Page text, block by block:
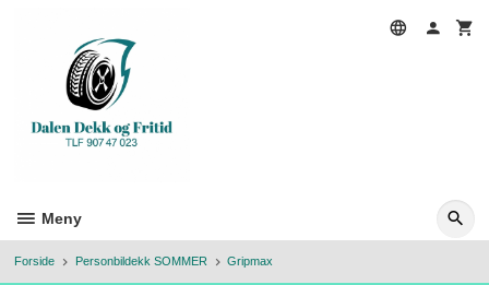
Meny
Forside Personbildekk SOMMER Gripmax